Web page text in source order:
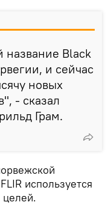
название Black
и сейчас
новых
- сказал
Грам.
используется
целей.